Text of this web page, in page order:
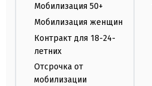
Мобилизация 50+
Мобилизация женщин
Контракт для 18-24-
летних
Отсрочка от
мобилизации